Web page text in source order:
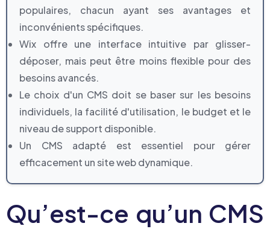
populaires, chacun ayant ses avantages et
inconvénients spécifiques.
Wix offre une interface intuitive par glisser-
déposer, mais peut être moins flexible pour des
besoins avancés.
Le choix d'un CMS doit se baser sur les besoins
individuels, la facilité d'utilisation, le budget et le
niveau de support disponible.
Un CMS adapté est essentiel pour gérer
efficacement un site web dynamique.
Qu’est-ce qu’un CMS